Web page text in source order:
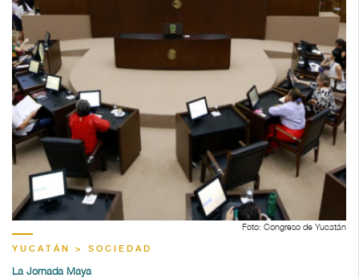
Foto: Congreso de Yucatán
YUCATÁN > SOCIEDAD
La Jornada Maya